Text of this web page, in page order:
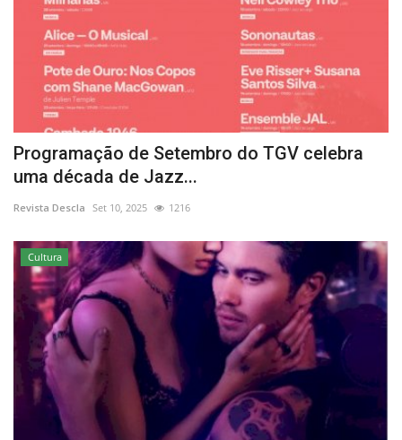
Programação de Setembro do TGV celebra
uma década de Jazz...
Revista Descla Set 10, 2025 1216
Cultura